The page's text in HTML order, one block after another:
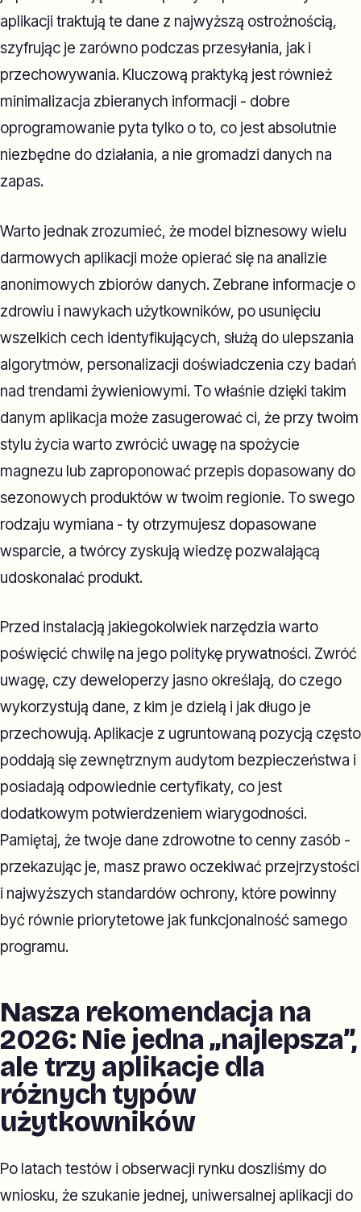
aplikacji traktują te dane z najwyższą ostrożnością,
szyfrując je zarówno podczas przesyłania, jak i
przechowywania. Kluczową praktyką jest również
minimalizacja zbieranych informacji - dobre
oprogramowanie pyta tylko o to, co jest absolutnie
niezbędne do działania, a nie gromadzi danych na
zapas.
Warto jednak zrozumieć, że model biznesowy wielu
darmowych aplikacji może opierać się na analizie
anonimowych zbiorów danych. Zebrane informacje o
zdrowiu i nawykach użytkowników, po usunięciu
wszelkich cech identyfikujących, służą do ulepszania
algorytmów, personalizacji doświadczenia czy badań
nad trendami żywieniowymi. To właśnie dzięki takim
danym aplikacja może zasugerować ci, że przy twoim
stylu życia warto zwrócić uwagę na spożycie
magnezu lub zaproponować przepis dopasowany do
sezonowych produktów w twoim regionie. To swego
rodzaju wymiana - ty otrzymujesz dopasowane
wsparcie, a twórcy zyskują wiedzę pozwalającą
udoskonalać produkt.
Przed instalacją jakiegokolwiek narzędzia warto
poświęcić chwilę na jego politykę prywatności. Zwróć
uwagę, czy deweloperzy jasno określają, do czego
wykorzystują dane, z kim je dzielą i jak długo je
przechowują. Aplikacje z ugruntowaną pozycją często
poddają się zewnętrznym audytom bezpieczeństwa i
posiadają odpowiednie certyfikaty, co jest
dodatkowym potwierdzeniem wiarygodności.
Pamiętaj, że twoje dane zdrowotne to cenny zasób -
przekazując je, masz prawo oczekiwać przejrzystości
i najwyższych standardów ochrony, które powinny
być równie priorytetowe jak funkcjonalność samego
programu.
Nasza rekomendacja na
2026: Nie jedna „najlepsza”,
ale trzy aplikacje dla
różnych typów
użytkowników
Po latach testów i obserwacji rynku doszliśmy do
wniosku, że szukanie jednej, uniwersalnej aplikacji do